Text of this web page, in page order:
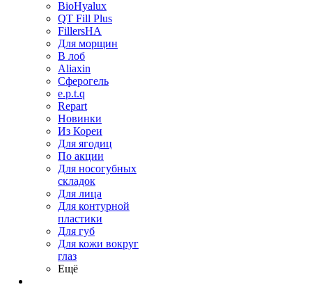
BioHyalux
QT Fill Plus
FillersHA
Для морщин
В лоб
Aliaxin
Сферогель
e.p.t.q
Repart
Новинки
Из Кореи
Для ягодиц
По акции
Для носогубных
складок
Для лица
Для контурной
пластики
Для губ
Для кожи вокруг
глаз
Ещё